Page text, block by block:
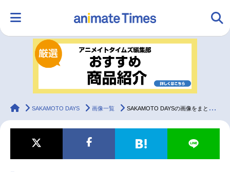
ランキング アニメ
ラジオ みんなの声
マンガ・ラノベ ゲーム・アプリ 音楽 コスプレ
animateTimes
SAKAMOTO DAYS 画像一覧 SAKAMOTO DAYSの画像をまとめました